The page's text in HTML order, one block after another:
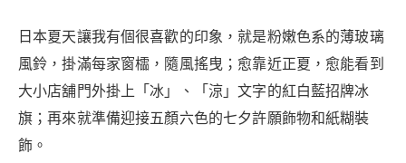
日本夏天讓我有個很喜歡的印象，就是粉嫩色系的薄玻璃
風鈴，掛滿每家窗櫺，隨風搖曳；愈靠近正夏，愈能看到
大小店舖門外掛上「冰」、「涼」文字的紅白藍招牌冰
旗；再來就準備迎接五顏六色的七夕許願飾物和紙糊裝
飾。